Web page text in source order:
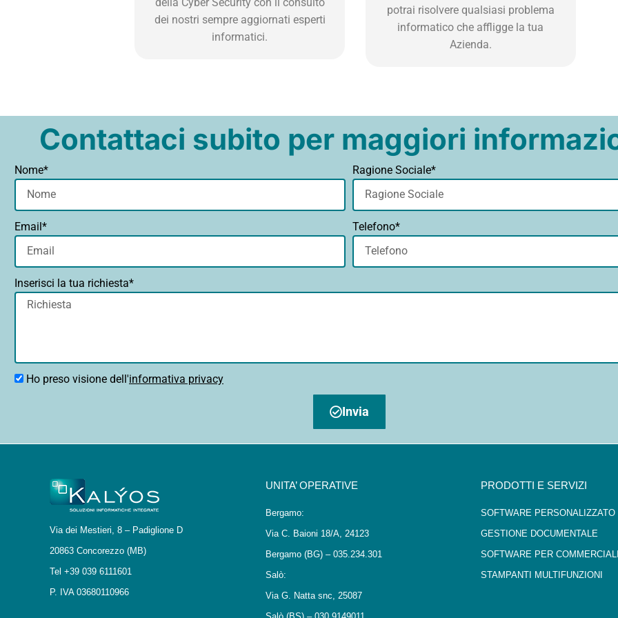
dei nostri sempre aggiornati esperti
informatici.
potrai risolvere qualsiasi problema
informatico che affligge la tua
Azienda.
Contattaci subito per maggiori
Nome* Ragione Sociale*
Email* Telefono*
Inserisci la tua richiesta*
Ho preso visione dell'informativa privacy
Invia
Via dei Mestieri, 8 – Padiglione D
20863 Concorezzo (MB)
Tel +39 039 6111601
P. IVA 03680110966
UNITA’ OPERATIVE
Bergamo:
Via C. Baioni 18/A, 24123
Bergamo (BG) – 035.234.301
Salò:
Via G. Natta snc, 25087
PRODOTTI E SERVIZI
SOFTWARE PERSONALIZZATO
GESTIONE DOCUMENTALE
SOFTWARE PER
STAMPANTI MULTIFUNZIONI